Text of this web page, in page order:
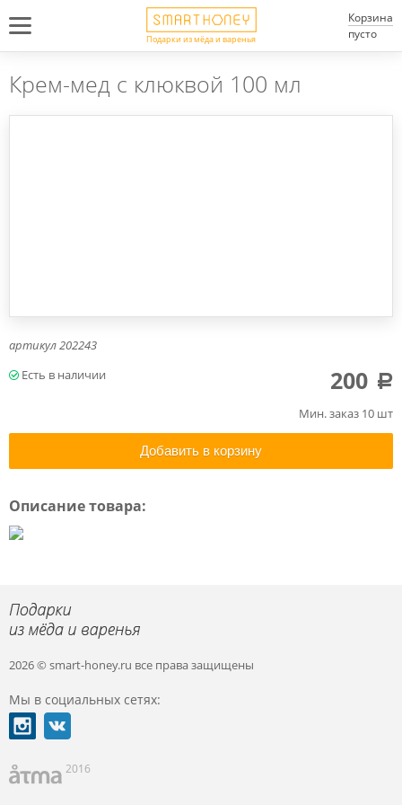
Подарки из мёда и варенья
Корзина
пусто
Крем-мед с клюквой 100 мл
артикул202243
Мин. заказ 10 шт
200 a
Добавить в корзину
Описание товара:
2026 © smart-honey.ru все права защищены
Мы в социальных сетях:
2016